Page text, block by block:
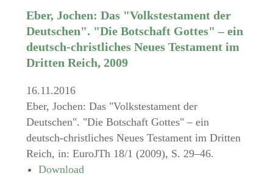
Eber, Jochen: Das "Volkstestament der
Deutschen". "Die Botschaft Gottes" – ein
deutsch-christliches Neues Testament im
Dritten Reich, 2009
16.11.2016
Eber, Jochen: Das "Volkstestament der
Deutschen". "Die Botschaft Gottes" – ein
deutsch-christliches Neues Testament im Dritten
Reich, in: EuroJTh 18/1 (2009), S. 29–46.
Download